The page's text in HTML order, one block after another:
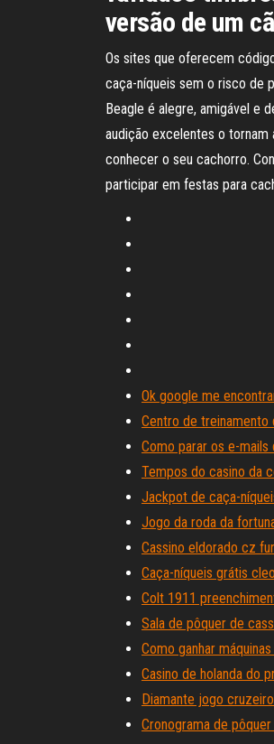
versão de um
Os sites que oferecem
caça-níqueis sem o risco de
Beagle é alegre, amigável e
audição excelentes o
conhecer o seu cachorro.
participar em festas para
Ok google me
Centro de
Como parar os e-
Tempos do casino da
Jackpot de caça-
Jogo da roda da
Cassino eldorado cz
Caça-níqueis grátis
Colt 1911
Sala de pôquer de
Como ganhar
Casino de holanda do
Diamante jogo
Cronograma de